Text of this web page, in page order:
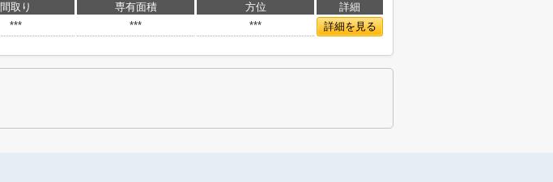
間取り 専有面積 方位
詳細
*** *** *** 詳細を見る